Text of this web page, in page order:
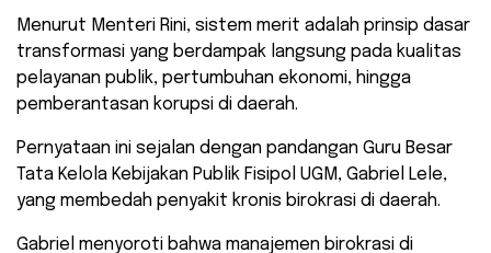
​Menurut Menteri Rini, sistem merit adalah prinsip dasar
transformasi yang berdampak langsung pada kualitas
pelayanan publik, pertumbuhan ekonomi, hingga
pemberantasan korupsi di daerah.
Pernyataan ini sejalan dengan pandangan Guru Besar
Tata Kelola Kebijakan Publik Fisipol UGM, Gabriel Lele,
yang membedah penyakit kronis birokrasi di daerah.
​Gabriel menyoroti bahwa manajemen birokrasi di